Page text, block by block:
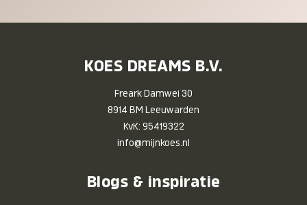
KOES DREAMS B.V.
Freark Damwei 30
8914 BM Leeuwarden
KvK: 95419322
info@mijnkoes.nl
Blogs & inspiratie